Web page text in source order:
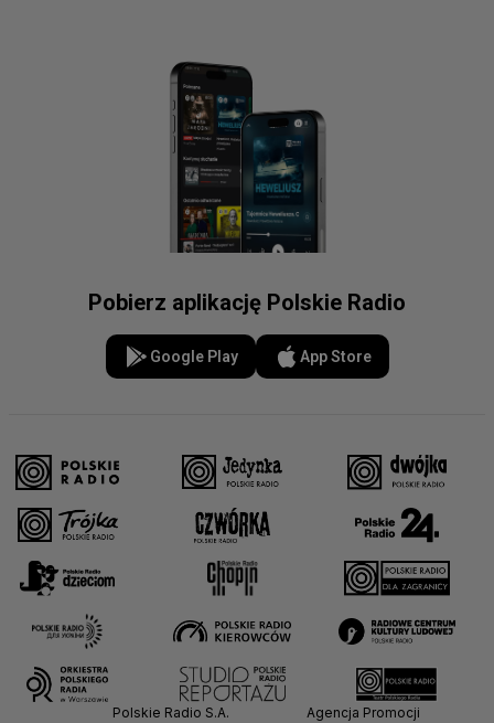
Pobierz aplikację Polskie Radio
Google Play App Store
Polskie Radio S.A.
Agencja Promocji